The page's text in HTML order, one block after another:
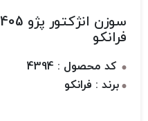
فرانکو
کد محصول : 4394
برند : فرانکو